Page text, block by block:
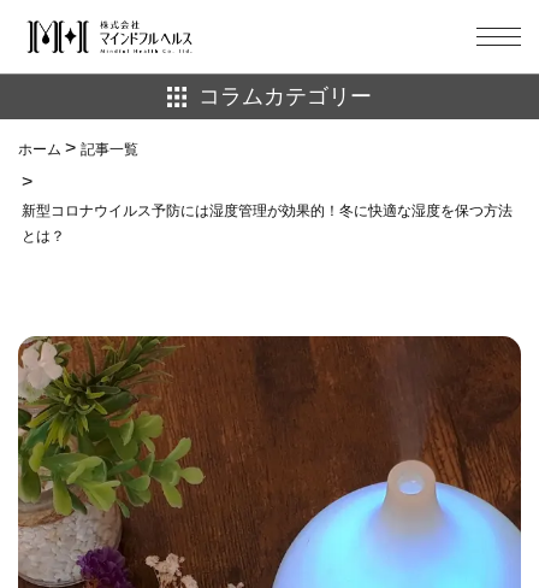
ホーム
記事一覧
マインドフルヘルス公式サイトへ
コラムカテゴリー
マインドフルネス
生理
美容 習慣化
脱依存 自然環境
運動
ホーム 記事一覧
新型コロナウイルス予防には湿度管理が効果的！冬に快適な湿度を保つ方法
とは？